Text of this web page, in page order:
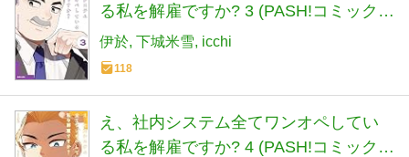
る私を解雇ですか? 3 (PASH!コミック
ス)
伊於 下城米雪 icchi
118
え、社内システム全てワンオペしてい
る私を解雇ですか? 4 (PASH!コミック